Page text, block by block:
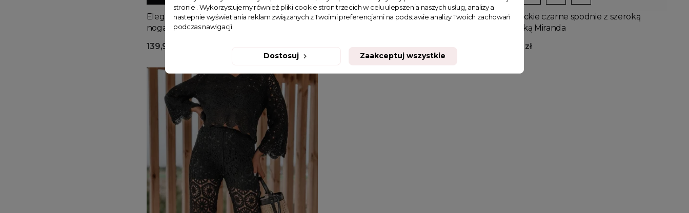
Eleganckie czarne spodnie z szeroką
nogawką Adela
139,99 zł
Eleganckie szare spodnie z szeroką
Eleganckie czarne spodnie z szeroką
nogawką Miranda
149,99 zł
stronie . Wykorzystujemy również pliki cookie stron trzecich w celu ulepszenia naszych usług, analizy a
nastepnie wyświetlania reklam związanych z Twoimi preferencjami na podstawie analizy Twoich zachowań
podczas nawigacji.
Dostosuj Zaakceptuj wszystkie